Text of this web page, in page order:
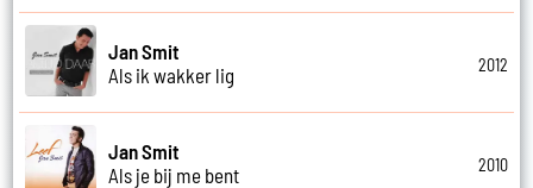
Jan Smit
Als ik wakker lig
2012
Jan Smit
Als je bij me bent
2010